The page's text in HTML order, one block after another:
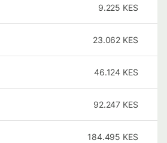
9.225 KES
23.062 KES
46.124 KES
92.247 KES
184.495 KES